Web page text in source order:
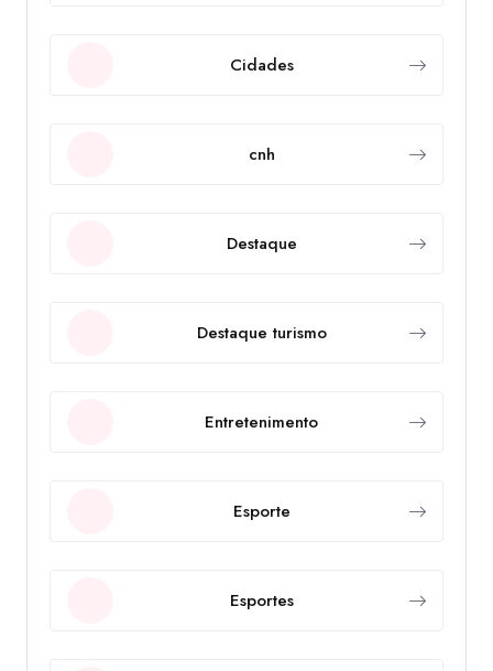
Cidades
cnh
Destaque
Destaque turismo
Entretenimento
Esporte
Esportes